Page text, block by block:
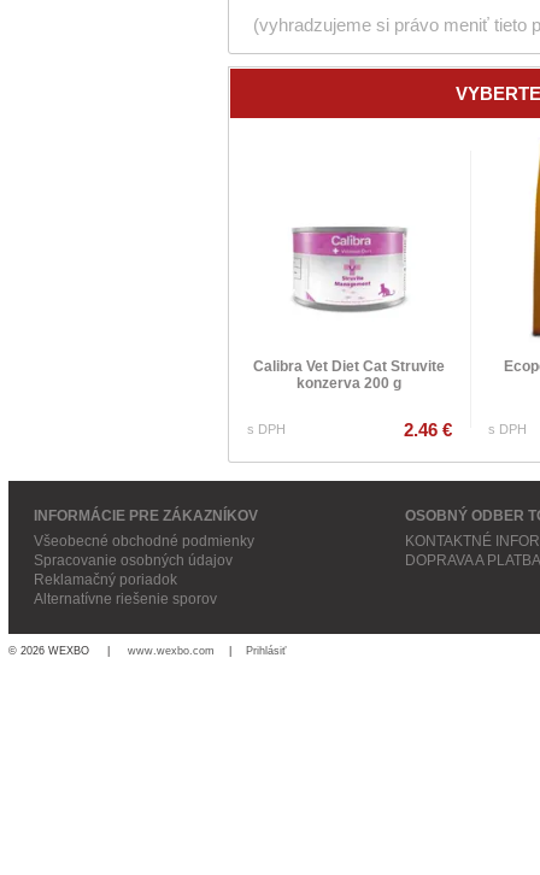
(vyhradzujeme si právo meniť tieto
Calibra Vet Diet Cat Struvite
konzerva 200 g
s DPH 2.46 € s DPH
INFORMÁCIE PRE ZÁKAZNÍKOV
Všeobecné obchodné podmienky
Spracovanie osobných údajov
Reklamačný poriadok
Alternatívne riešenie sporov
OSOBNÝ ODBER
KONTAKTNÉ
DOPRAVA A PLATBA
© 2026 WEXBO | www.wexbo.com Prihlásiť